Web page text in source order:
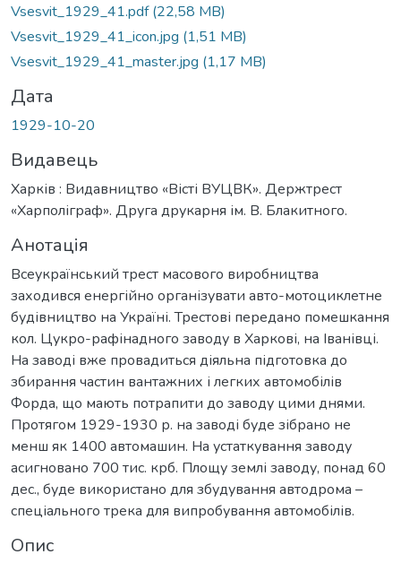
Vsesvit_1929_41.pdf(22,58 MB)
Vsesvit_1929_41_icon.jpg (1,51 MB)
Vsesvit_1929_41_master.jpg (1,17 MB)
Дата
1929-10-20
Видавець
Харків : Видавництво «Вісті ВУЦВК». Держтрест
«Харполіграф». Друга друкарня ім. В. Блакитного.
Анотація
Всеукраїнський трест масового виробництва
заходився енергійно організувати авто-мотоциклетне
будівництво на Україні. Трестові передано помешкання
кол. Цукро-рафінадного заводу в Харкові, на Іванівці.
На заводі вже провадиться діяльна підготовка до
збирання частин вантажних і легких автомобілів
Форда, що мають потрапити до заводу цими днями.
Протягом 1929-1930 р. на заводі буде зібрано не
менш як 1400 автомашин. На устаткування заводу
асигновано 700 тис. крб. Площу землі заводу, понад 60
дес., буде використано для збудування автодрома –
спеціального трека для випробування автомобілів.
Опис